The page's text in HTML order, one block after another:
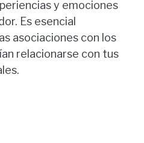
y emociones
Es esencial
asociaciones con los
relacionarse con tus